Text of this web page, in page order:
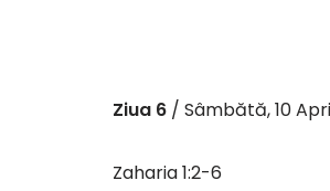
Ziua 6 / Sâmbătă, 10
Zaharia 1:2-6